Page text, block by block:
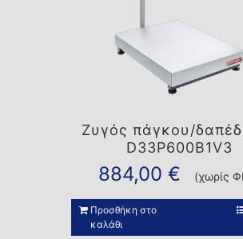
Ζυγός πάγκου/
D33P600B1V3
884,00 € (χωρίς
Προσθήκη στο
καλάθι